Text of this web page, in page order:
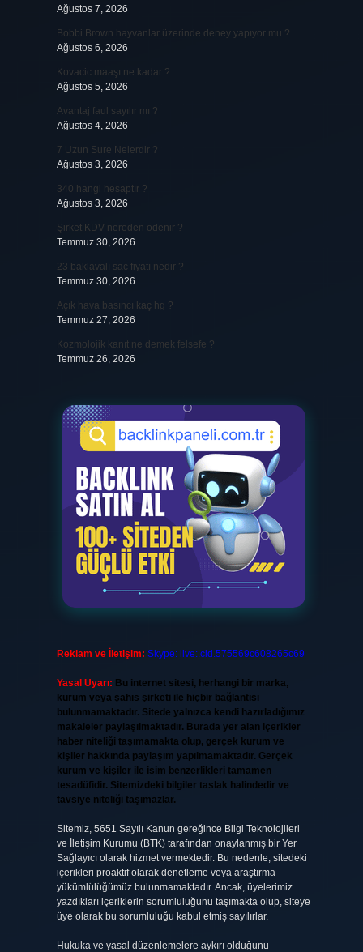
Ağustos 7, 2026
Bobbi Brown hayvanlar üzerinde deney yapıyor mu ?
Ağustos 6, 2026
Kovacic maaşı ne kadar ?
Ağustos 5, 2026
Avantaj faul sayılır mı ?
Ağustos 4, 2026
7 Uzun Sure Nelerdir ?
Ağustos 3, 2026
340 hangi hesaptır ?
Ağustos 3, 2026
Şirket KDV nereden ödenir ?
Temmuz 30, 2026
23 baklavalı sac fiyatı nedir ?
Temmuz 30, 2026
Açık hava basıncı kaç hg ?
Temmuz 27, 2026
Kozmolojik kanıt ne demek felsefe ?
Temmuz 26, 2026
Reklam ve İletişim: Skype: live:.cid.575569c608265c69
Yasal Uyarı: Bu internet sitesi, herhangi bir marka,
kurum veya şahıs şirketi ile hiçbir bağlantısı
bulunmamaktadır. Sitede yalnızca kendi hazırladığımız
makaleler paylaşılmaktadır. Burada yer alan içerikler
haber niteliği taşımamakta olup, gerçek kurum ve
kişiler hakkında paylaşım yapılmamaktadır. Gerçek
kurum ve kişiler ile isim benzerlikleri tamamen
tesadüfidir. Sitemizdeki bilgiler taslak halindedir ve
tavsiye niteliği taşımazlar.
Sitemiz, 5651 Sayılı Kanun gereğince Bilgi Teknolojileri
ve İletişim Kurumu (BTK) tarafından onaylanmış bir Yer
Sağlayıcı olarak hizmet vermektedir. Bu nedenle, sitedeki
içerikleri proaktif olarak denetleme veya araştırma
yükümlülüğümüz bulunmamaktadır. Ancak, üyelerimiz
yazdıkları içeriklerin sorumluluğunu taşımakta olup, siteye
üye olarak bu sorumluluğu kabul etmiş sayılırlar.
Hukuka ve yasal düzenlemelere aykırı olduğunu